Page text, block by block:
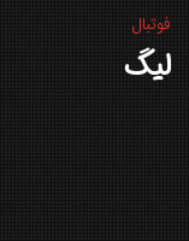
فوتبال
لیگ